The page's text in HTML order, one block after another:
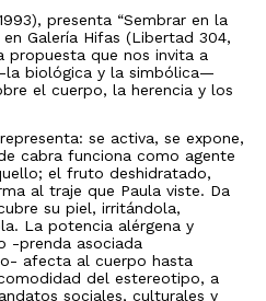
presenta “Sembrar en la
Galería Hifas (Libertad 304,
propuesta que nos invita a
biológica y la simbólica—
el cuerpo, la herencia y los
se activa, se expone,
cabra funciona como agente
el fruto deshidratado,
al traje que Paula viste. Da
su piel, irritándola,
La potencia alérgena y
-prenda asociada
afecta al cuerpo hasta
del estereotipo, a
sociales, culturales y